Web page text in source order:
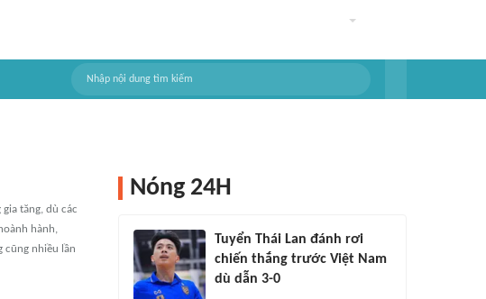
tăng, dù các
hành,
cũng nhiều lần
Nóng 24H
Tuyển Thái Lan đánh rơi
chiến thắng trước Việt Nam
dù dẫn 3-0